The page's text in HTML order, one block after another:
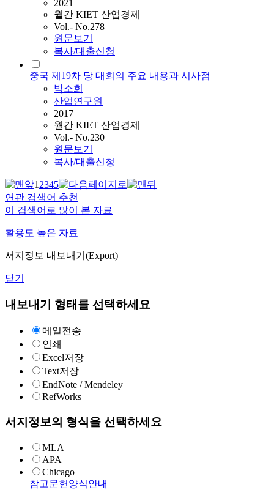
2021
월간 KIET 산업경제
Vol.- No.278
원문보기
복사/대출신청
중국 제19차 당 대회의 주요 내용과 시사점
박소희
산업연구원
2017
월간 KIET 산업경제
Vol.- No.230
원문보기
복사/대출신청
12345
연관 검색어 추천
이 검색어로 많이 본 자료
활용도 높은 자료
서지정보 내보내기(Export)
닫기
내보내기 형태를 선택하세요
메일전송
인쇄
Excel저장
Text저장
EndNote / Mendeley
RefWorks
서지정보의 형식을 선택하세요
MLA
APA
Chicago
참고문헌양식안내